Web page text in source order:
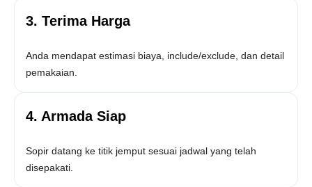
3. Terima Harga
Anda mendapat estimasi biaya, include/exclude, dan detail
pemakaian.
4. Armada Siap
Sopir datang ke titik jemput sesuai jadwal yang telah
disepakati.